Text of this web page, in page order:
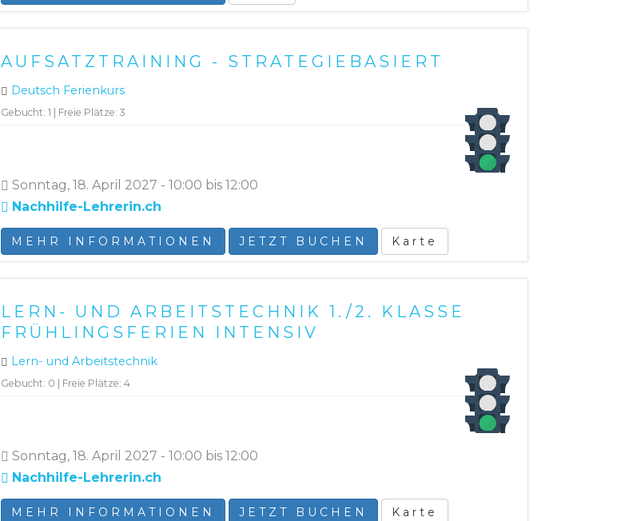
AUFSATZTRAINING - STRATEGIEBASIERT
Deutsch Ferienkurs
Gebucht: 1 | Freie Plätze: 3
Sonntag, 18. April 2027 - 10:00 bis 12:00
Nachhilfe-Lehrerin.ch
MEHR INFORMATIONEN JETZT BUCHEN Karte
LERN- UND ARBEITSTECHNIK 1./2. KLASSE
FRÜHLINGSFERIEN INTENSIV
Lern- und Arbeitstechnik
Gebucht: 0 | Freie Plätze: 4
Sonntag, 18. April 2027 - 10:00 bis 12:00
Nachhilfe-Lehrerin.ch
MEHR INFORMATIONEN JETZT BUCHEN Karte